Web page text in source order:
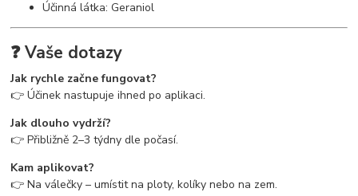
Účinná látka: Geraniol
❓ Vaše dotazy
Jak rychle začne fungovat?
👉 Účinek nastupuje ihned po aplikaci.
Jak dlouho vydrží?
👉 Přibližně 2–3 týdny dle počasí.
Kam aplikovat?
👉 Na válečky – umístit na ploty, kolíky nebo na zem.